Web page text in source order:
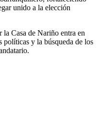
unido a la elección
Casa de Nariño entra en
políticas y la búsqueda de los